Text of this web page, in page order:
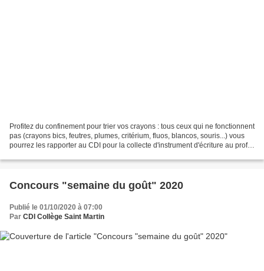
Profitez du confinement pour trier vos crayons : tous ceux qui ne fonctionnent
pas (crayons bics, feutres, plumes, critérium, fluos, blancos, souris...) vous
pourrez les rapporter au CDI pour la collecte d'instrument d'écriture au profit
Concours "semaine du goût" 2020
Publié le 01/10/2020 à 07:00
Par CDI Collège Saint Martin